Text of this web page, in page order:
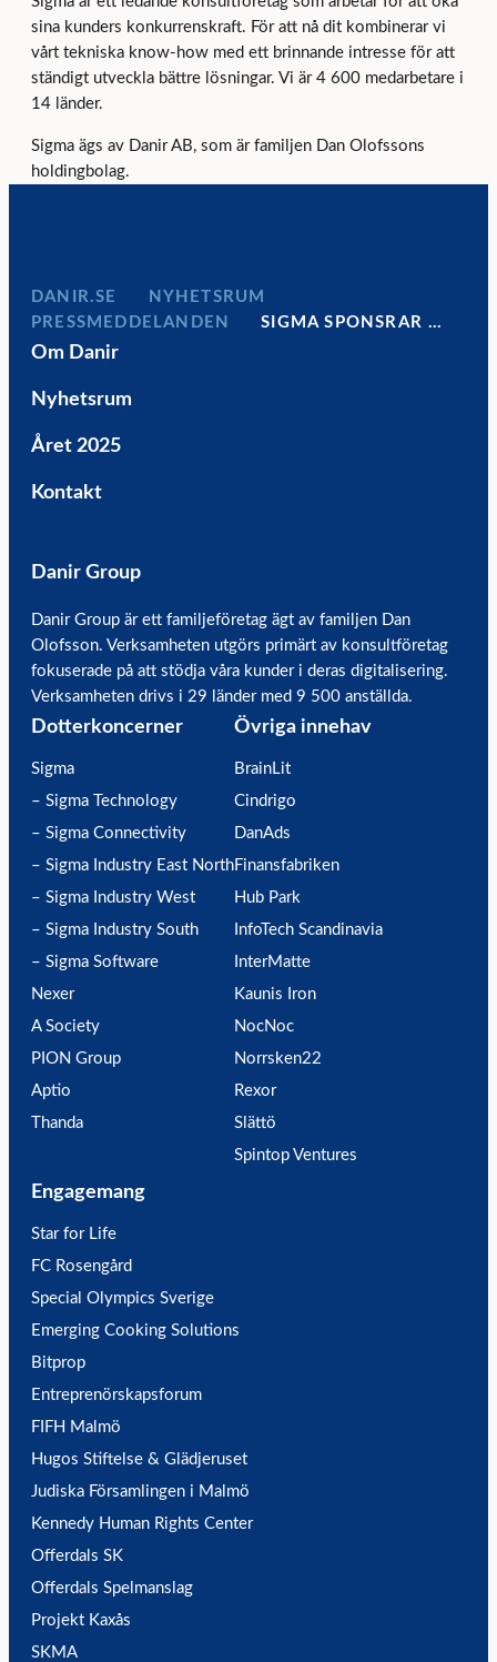
sina kunders konkurrenskraft. För att nå dit kombinerar vi
vårt tekniska know-how med ett brinnande intresse för att
ständigt utveckla bättre lösningar. Vi är 4 600 medarbetare i
14 länder.
Sigma ägs av Danir AB, som är familjen Dan Olofssons
holdingbolag.
DANIR
NYHETSRUM
PRESSMEDDELANDEN
SIGMA SPONSRAR …
Om Danir
Nyhetsrum
Året 2025
Kontakt
Danir Group
Danir Group är ett familjeföretag ägt av familjen Dan
Olofsson. Verksamheten utgörs primärt av konsultföretag
fokuserade på att stödja våra kunder i deras digitalisering.
Verksamheten drivs i 29 länder med 9 500 anställda.
Dotterkoncerner
Sigma
– Sigma Technology
– Sigma Connectivity
– Sigma Industry East North
– Sigma Industry West
– Sigma Industry South
– Sigma Software
Nexer
A Society
PION Group
Aptio
Thanda
Övriga innehav
BrainLit
Cindrigo
DanAds
Finansfabriken
Hub Park
InfoTech Scandinavia
InterMatte
Kaunis Iron
NocNoc
Norrsken22
Rexor
Slättö
Spintop Ventures
Engagemang
Star for Life
FC Rosengård
Special Olympics Sverige
Emerging Cooking Solutions
Bitprop
Entreprenörskapsforum
FIFH Malmö
Hugos Stiftelse & Glädjeruset
Judiska Församlingen i Malmö
Kennedy Human Rights Center
Offerdals SK
Offerdals Spelmanslag
Projekt Kaxås
SKMA